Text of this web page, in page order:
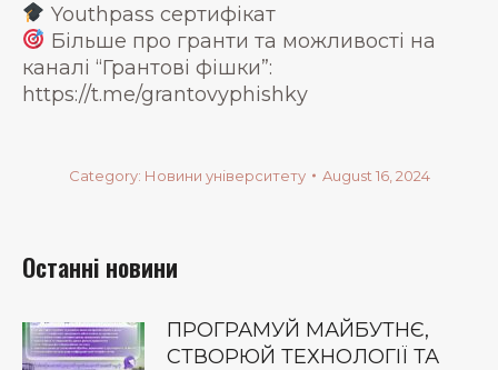
Youthpass сертифікат
Більше про гранти та можливості на
каналі “Грантові фішки”:
https://t.me/grantovyphishky
Category: Новини університету August 16, 2024
Останні новини
ПРОГРАМУЙ МАЙБУТНЄ,
СТВОРЮЙ ТЕХНОЛОГІЇ ТА